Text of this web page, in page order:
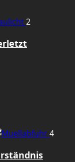
2
4